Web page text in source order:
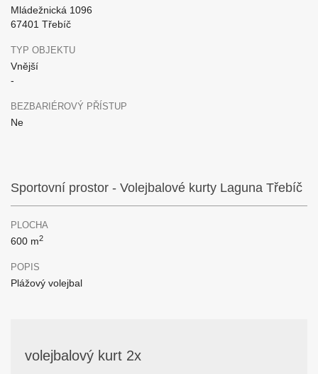
Mládežnická 1096
67401 Třebíč
TYP OBJEKTU
Vnější
-
BEZBARIÉROVÝ PŘÍSTUP
Ne
Sportovní prostor - Volejbalové kurty Laguna Třebíč
PLOCHA
600 m2
POPIS
Plážový volejbal
volejbalový kurt 2x